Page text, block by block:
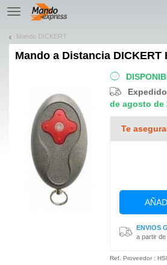
TE
navigation
Mando DICKERT
Mando a Distancia DICKERT
de agosto de
Te
ENVIOS
a partir
Ref. Proveedor :
¡Permítenos presentarte nuestras cookies!